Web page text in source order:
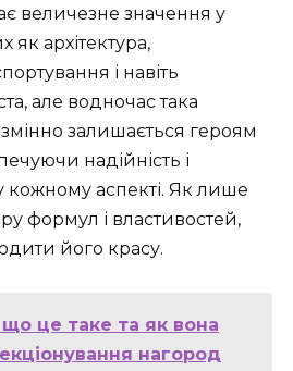
величезне значення у
як архітектура,
і навіть
але водночас така
залишається героям
надійність і
кожному аспекті. Як лише
формул і властивостей,
його красу.
це таке та як вона
нагород